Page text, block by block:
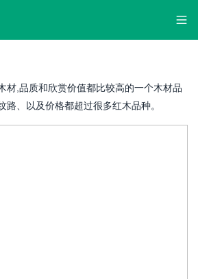
材,品质和欣赏价值都比较高的一个木材品
路、以及价格都超过很多红木品种。